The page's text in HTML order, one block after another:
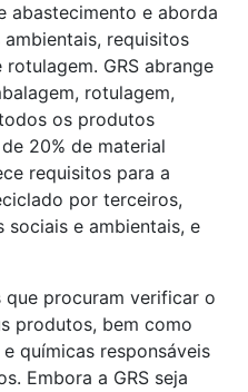
abastecimento e aborda
requisitos
GRS abrange
rotulagem,
os produtos
20% de material
requisitos para a
por terceiros,
e ambientais, e
que procuram verificar o
produtos, bem como
químicas responsáveis
Embora a GRS seja